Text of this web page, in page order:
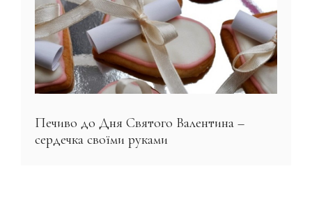
Печиво до Дня Святого Валентина –
сердечка своїми руками